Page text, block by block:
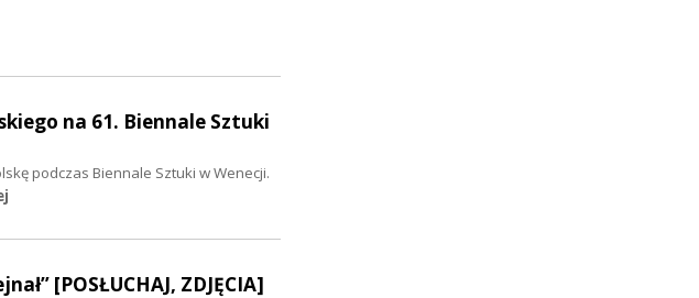
na 61. Biennale Sztuki
podczas Biennale Sztuki w Wenecji.
[POSŁUCHAJ, ZDJĘCIA]